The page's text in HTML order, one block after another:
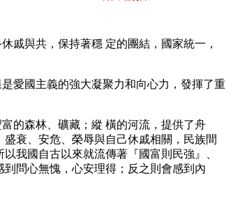
戚與共，保持著穩 定的團結，國家統一，
愛國主義的強大凝聚力和向心力，發揮了重
的森林、礦藏；縱 橫的河流，提供了舟
衰、安危、榮辱與自己休戚相關，民族間
我國自古以來就流傳著『國富則民強』、
問心無愧，心安理得；反之則會感到內